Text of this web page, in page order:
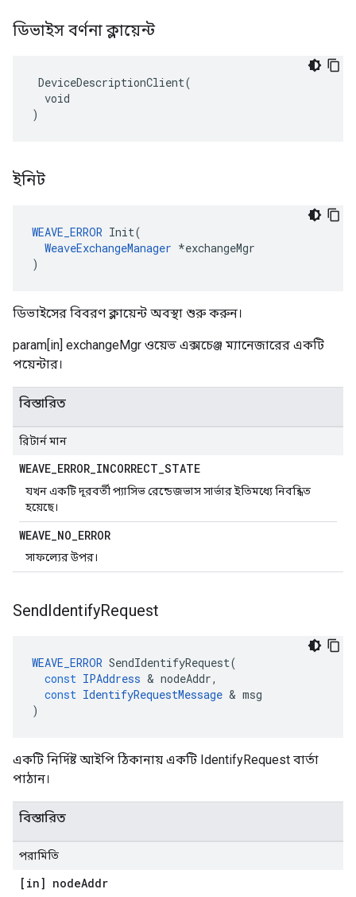
ডিভাইস বর্ণনা ক্লায়েন্ট
DeviceDescriptionClient(
  void
)
ইনিট
WEAVE_ERROR Init(
WeaveExchangeManager *exchangeMgr
)
ডিভাইসের বিবরণ ক্লায়েন্ট অবস্থা শুরু করুন।
param[in] exchangeMgr ওয়েভ এক্সচেঞ্জ ম্যানেজারের একটি
পয়েন্টার।
বিস্তারিত
রিটার্ন মান
WEAVE_ERROR_INCORRECT_STATE
যখন একটি দূরবর্তী প্যাসিভ রেন্ডেজভাস সার্ভার ইতিমধ্যে নিবন্ধিত
হয়েছে।
WEAVE_NO_ERROR
সাফল্যের উপর।
SendIdentifyRequest
WEAVE_ERROR SendIdentifyRequest(
const IPAddress & nodeAddr,
const IdentifyRequestMessage & msg
)
একটি নির্দিষ্ট আইপি ঠিকানায় একটি IdentifyRequest বার্তা
পাঠান।
বিস্তারিত
পরামিতি
[in] nodeAddr